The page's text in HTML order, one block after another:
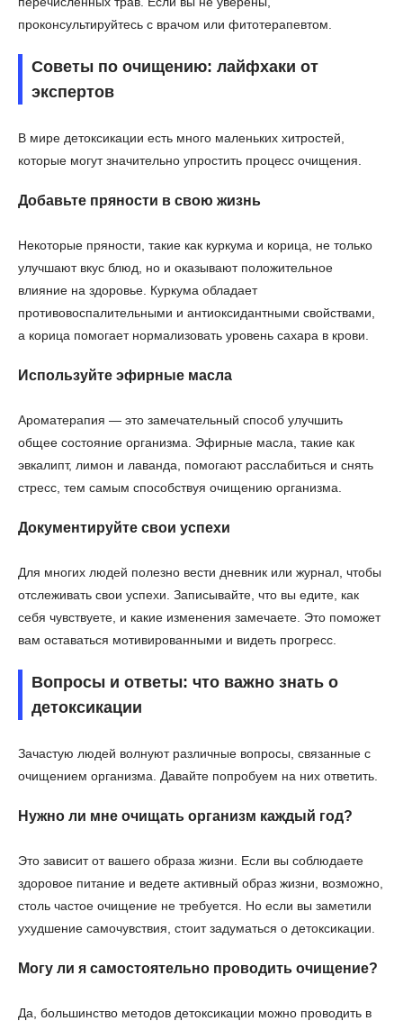
проконсультируйтесь с врачом или фитотерапевтом.
Советы по очищению: лайфхаки от
экспертов
В мире детоксикации есть много маленьких хитростей,
которые могут значительно упростить процесс очищения.
Добавьте пряности в свою жизнь
Некоторые пряности, такие как куркума и корица, не только
улучшают вкус блюд, но и оказывают положительное
влияние на здоровье. Куркума обладает
противовоспалительными и антиоксидантными свойствами,
а корица помогает нормализовать уровень сахара в крови.
Используйте эфирные масла
Ароматерапия — это замечательный способ улучшить
общее состояние организма. Эфирные масла, такие как
эвкалипт, лимон и лаванда, помогают расслабиться и снять
стресс, тем самым способствуя очищению организма.
Документируйте свои успехи
Для многих людей полезно вести дневник или журнал, чтобы
отслеживать свои успехи. Записывайте, что вы едите, как
себя чувствуете, и какие изменения замечаете. Это поможет
вам оставаться мотивированными и видеть прогресс.
Вопросы и ответы: что важно знать о
детоксикации
Зачастую людей волнуют различные вопросы, связанные с
очищением организма. Давайте попробуем на них ответить.
Нужно ли мне очищать организм каждый год?
Это зависит от вашего образа жизни. Если вы соблюдаете
здоровое питание и ведете активный образ жизни, возможно,
столь частое очищение не требуется. Но если вы заметили
ухудшение самочувствия, стоит задуматься о детоксикации.
Могу ли я самостоятельно проводить очищение?
Да, большинство методов детоксикации можно проводить в